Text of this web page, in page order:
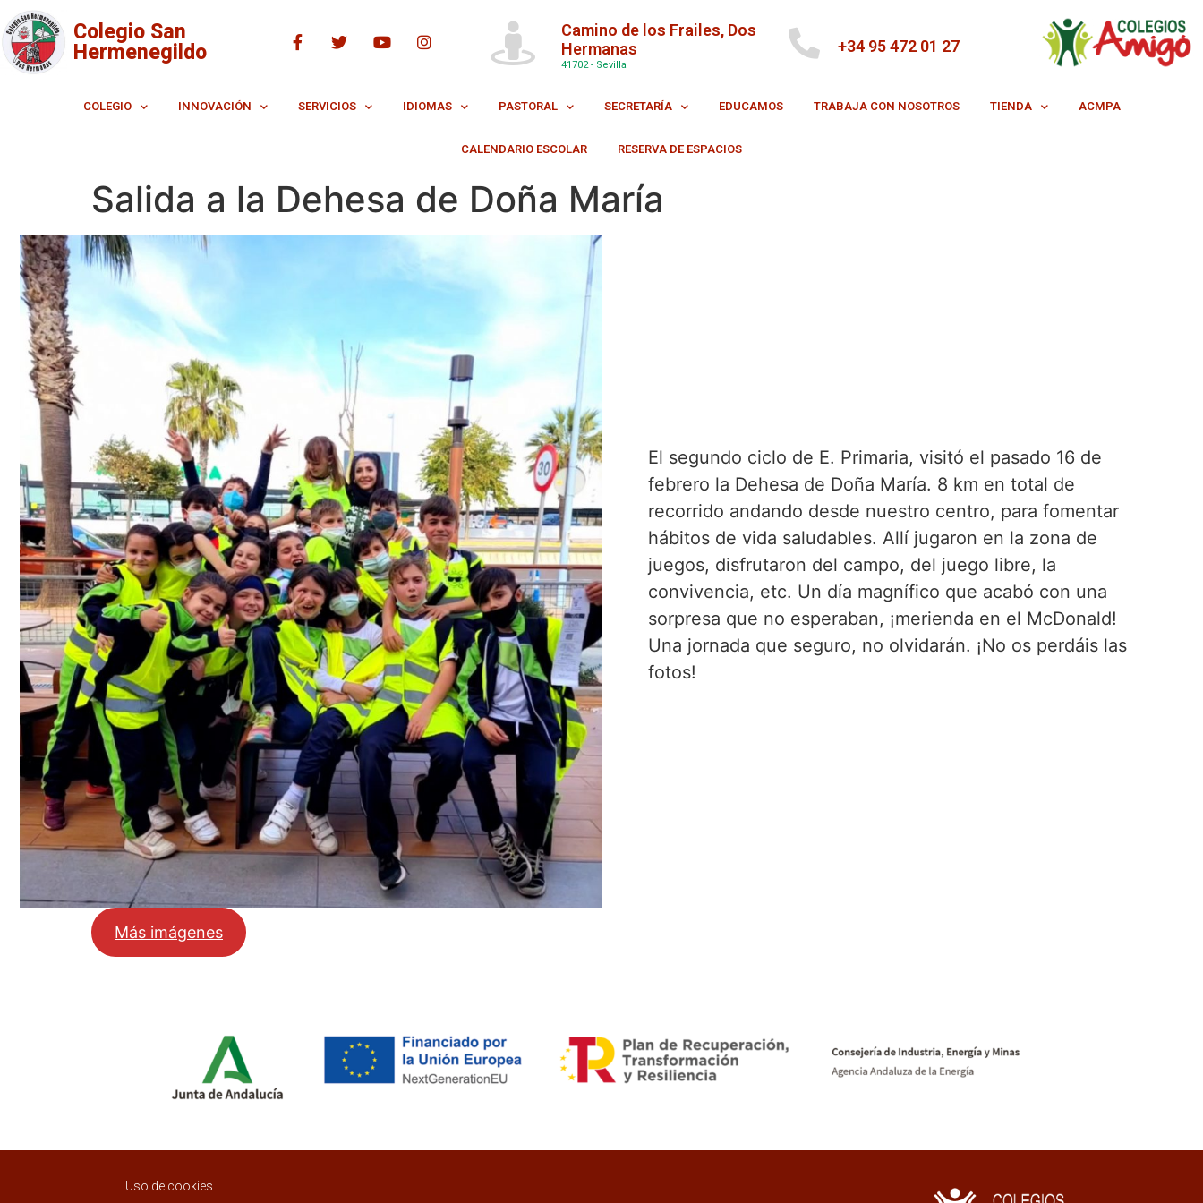
Colegio San
Hermenegildo
Camino de los Frailes, Dos
Hermanas
41702 - Sevilla
+34 95 472 01 27
COLEGIO INNOVACIÓN SERVICIOS IDIOMAS PASTORAL SECRETARÍA EDUCAMOS TRABAJA CON NOSOTROS TIENDA ACMPA
CALENDARIO ESCOLAR RESERVA DE ESPACIOS
Salida a la Dehesa de Doña María
El segundo ciclo de E. Primaria, visitó el pasado 16 de
febrero la Dehesa de Doña María. 8 km en total de
recorrido andando desde nuestro centro, para fomentar
hábitos de vida saludables. Allí jugaron en la zona de
juegos, disfrutaron del campo, del juego libre, la
convivencia, etc. Un día magnífico que acabó con una
sorpresa que no esperaban, ¡merienda en el McDonald!
Una jornada que seguro, no olvidarán. ¡No os perdáis las
fotos!
Más imágenes
Uso de cookies